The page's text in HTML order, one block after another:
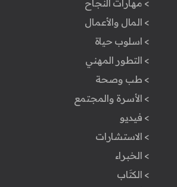
> مهارات النجاح
> المال والأعمال
> اسلوب حياة
> التطور المهني
> طب وصحة
> الأسرة والمجتمع
> فيديو
> الاستشارات
> الخبراء
> الكتَاب